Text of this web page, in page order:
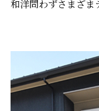
和洋問わずさまざま